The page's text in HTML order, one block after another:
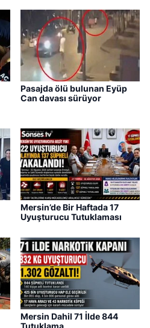
Pasajda ölü bulunan Eyüp
Can davası sürüyor
Mersin’de Bir Haftada 17
Uyuşturucu Tutuklaması
Mersin Dahil 71 İlde 844
Tutuklama